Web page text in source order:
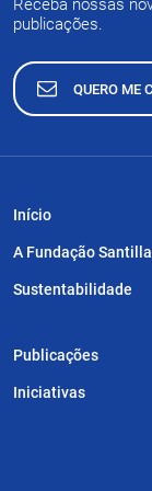
Receba nossas
publicações.
QUERO ME
Início
A Fundação
Sustentabilidade
Publicações
Iniciativas